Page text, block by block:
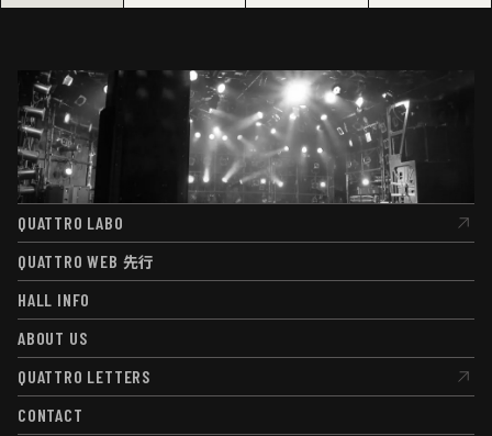
QUATTRO LABO
QUATTRO LABO
QUATTRO WEB 先行
QUATTRO WEB先行
HALL INFO
HALL INFO
ABOUT US
ABOUT US
QUATTRO LETTERS
QUATTRO LETTERS
CONTACT